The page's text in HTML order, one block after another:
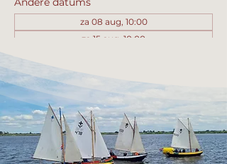
za 08 aug, 10:00
za 15 aug, 10:00
Bekijk alle 358 datums
Meld mij aan!